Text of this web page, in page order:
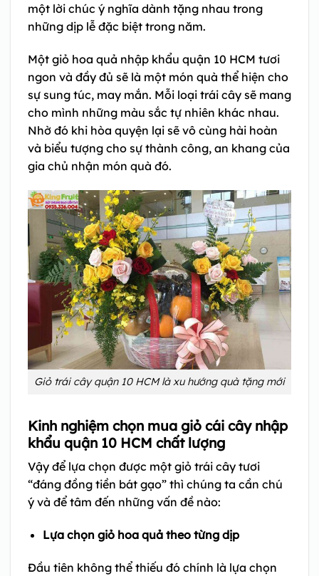
một lời chúc ý nghĩa dành tặng nhau trong
những dịp lễ đặc biệt trong năm.
Một giỏ hoa quả nhập khẩu quận 10 HCM tươi
ngon và đầy đủ sẽ là một món quà thể hiện cho
sự sung túc, may mắn. Mỗi loại trái cây sẽ mang
cho mình những màu sắc tự nhiên khác nhau.
Nhờ đó khi hòa quyện lại sẽ vô cùng hài hoàn
và biểu tượng cho sự thành công, an khang của
gia chủ nhận món quà đó.
Giỏ trái cây quận 10 HCM là xu hướng quà tặng mới
Kinh nghiệm chọn mua giỏ cái cây nhập
khẩu quận 10 HCM chất lượng
Vậy để lựa chọn được một giỏ trái cây tươi
“đáng đồng tiền bát gạo” thì chúng ta cần chú
ý và để tâm đến những vấn đề nào:
Lựa chọn giỏ hoa quả theo từng dịp
Đầu tiên không thể thiếu đó chính là lựa chọn